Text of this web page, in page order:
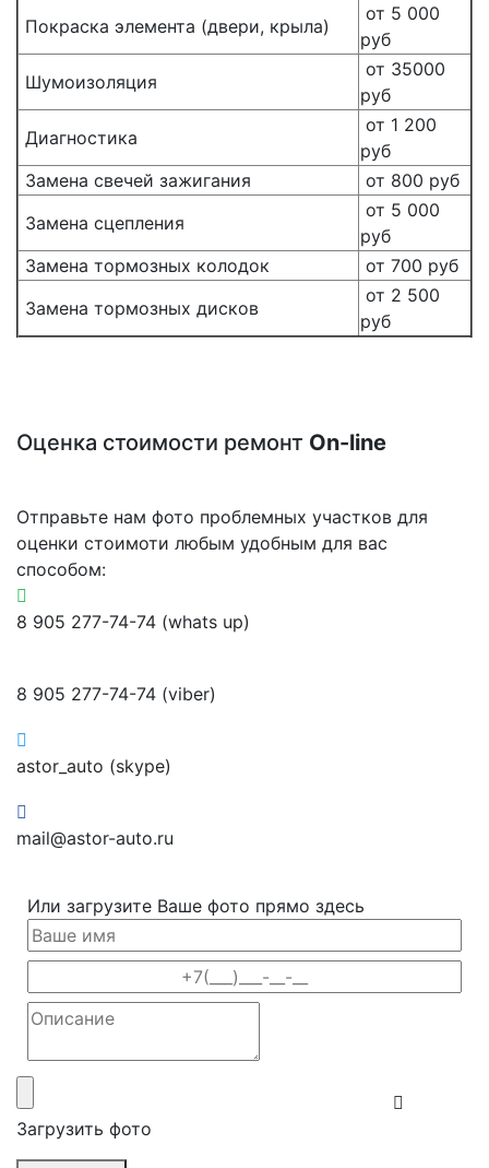
Покраска элемента (двери, крыла)
от 5 000
руб
Шумоизоляция
от 35000
руб
Диагностика
от 1 200
руб
Замена свечей зажигания
от 800 руб
Замена сцепления
от 5 000
руб
Замена тормозных колодок
от 700 руб
Замена тормозных дисков
от 2 500
руб
Оценка стоимости ремонт On-line
Отправьте нам фото проблемных участков для
оценки стоимоти любым удобным для вас
способом:
8 905 277-74-74 (whats up)
8 905 277-74-74 (viber)
astor_auto (skype)
mail@astor-auto.ru
Или загрузите Ваше фото прямо здесь
Загрузить фото